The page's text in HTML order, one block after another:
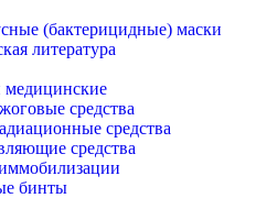
(бактерицидные) маски
литература
средства
средства
средства
бинты